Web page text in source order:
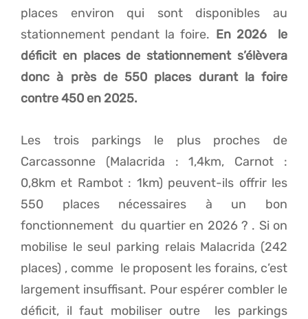
places environ qui sont disponibles au
stationnement pendant la foire. En 2026 le
déficit en places de stationnement s’élèvera
donc à près de 550 places durant la foire
contre 450 en 2025.
Les trois parkings le plus proches de
Carcassonne (Malacrida : 1,4km, Carnot :
0,8km et Rambot : 1km) peuvent-ils offrir les
550 places nécessaires à un bon
fonctionnement du quartier en 2026 ? . Si on
mobilise le seul parking relais Malacrida (242
places) , comme le proposent les forains, c’est
largement insuffisant. Pour espérer combler le
déficit, il faut mobiliser outre les parkings